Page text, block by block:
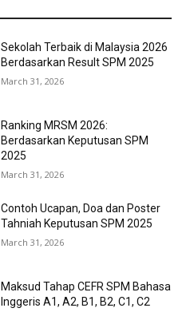
Sekolah Terbaik di Malaysia 2026
Berdasarkan Result SPM 2025
March 31, 2026
Ranking MRSM 2026:
Berdasarkan Keputusan SPM
2025
March 31, 2026
Contoh Ucapan, Doa dan Poster
Tahniah Keputusan SPM 2025
March 31, 2026
Maksud Tahap CEFR SPM Bahasa
Inggeris A1, A2, B1, B2, C1, C2